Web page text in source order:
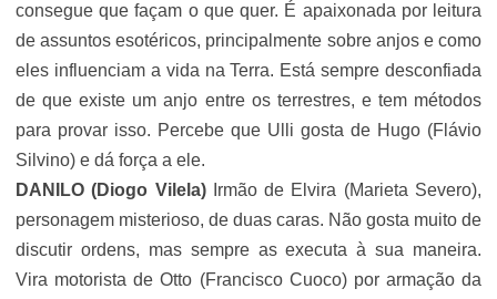
consegue que façam o que quer. É apaixonada por leitura
de assuntos esotéricos, principalmente sobre anjos e como
eles influenciam a vida na Terra. Está sempre desconfiada
de que existe um anjo entre os terrestres, e tem métodos
para provar isso. Percebe que Ulli gosta de Hugo (Flávio
Silvino) e dá força a ele.
DANILO (Diogo Vilela)Irmão de Elvira (Marieta Severo),
personagem misterioso, de duas caras. Não gosta muito de
discutir ordens, mas sempre as executa à sua maneira.
Vira motorista de Otto (Francisco Cuoco) por armação da